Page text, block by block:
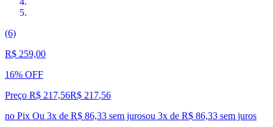
(6)
R$ 259,00
16% OFF
Preço R$ 217,56R$ 217,56
no Pix Ou 3x de R$ 86,33 sem jurosou 3x de R$ 86,33 sem juros